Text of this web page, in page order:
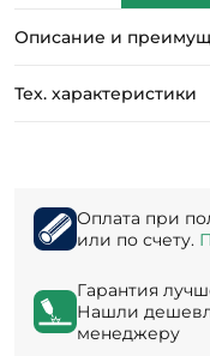
Описание и
Тех. характеристики
Оплата при
или по счету.
Гарантия
Нашли
менеджеру